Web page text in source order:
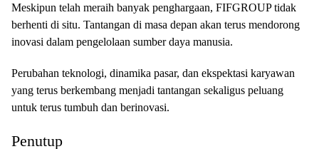
Meskipun telah meraih banyak penghargaan, FIFGROUP tidak
berhenti di situ. Tantangan di masa depan akan terus mendorong
inovasi dalam pengelolaan sumber daya manusia.
Perubahan teknologi, dinamika pasar, dan ekspektasi karyawan
yang terus berkembang menjadi tantangan sekaligus peluang
untuk terus tumbuh dan berinovasi.
Penutup